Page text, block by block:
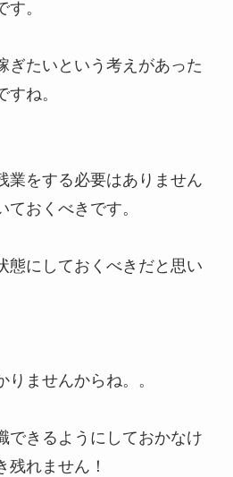
。
ぎたいという考えがあった
ね。
業をする必要はありません
おくべきです。
態にしておくべきだと思い
ませんからね。。
できるようにしておかなけ
残れません！